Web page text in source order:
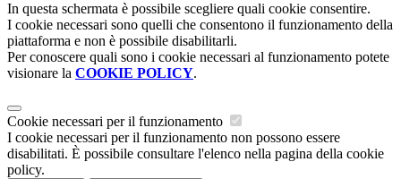
In questa schermata è possibile scegliere quali cookie consentire.
I cookie necessari sono quelli che consentono il funzionamento della
piattaforma e non è possibile disabilitarli.
Per conoscere quali sono i cookie necessari al funzionamento potete
visionare la COOKIE POLICY.
Cookie necessari per il funzionamento
I cookie necessari per il funzionamento non possono essere
disabilitati. È possibile consultare l'elenco nella pagina della cookie
policy.